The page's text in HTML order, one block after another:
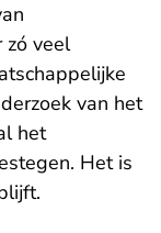
zó veel
van het
het
Het is